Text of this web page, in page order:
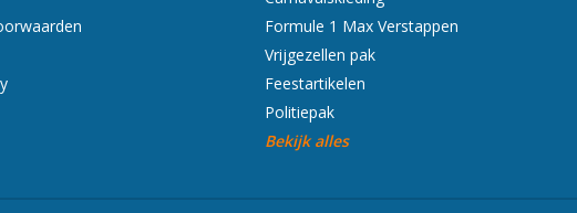
Formule 1 Max Verstappen
Vrijgezellen pak
Feestartikelen
Politiepak
Bekijk alles